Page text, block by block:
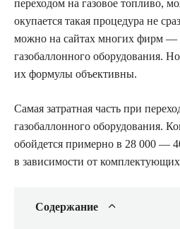
переходом на газовое топливо,
окупается такая процедура не
можно на сайтах многих фирм —
газобаллонного оборудования. Но
их формулы объективны.
Самая затратная часть при
газобаллонного оборудования.
обойдется примерно в 28 000 —
в зависимости от
Содержание